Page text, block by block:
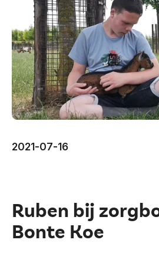
Vertalen Voorlezen
2021-07-16
Ruben bij
Bonte Koe